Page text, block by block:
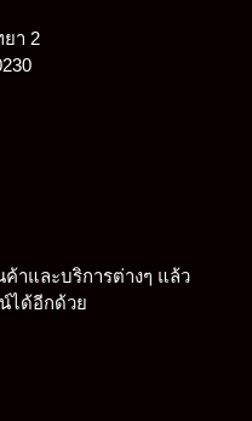
ยา 2
าและบริการต่างๆ แล้ว
ได้อีกด้วย